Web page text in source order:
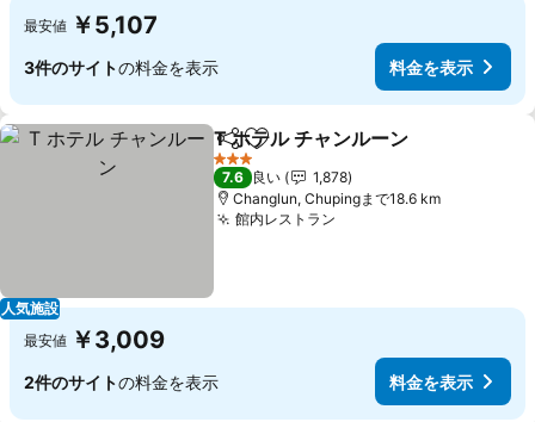
最安値 ￥5,107
3件のサイトの料金を表示 料金を表示
人気施設
シェアお気に入りに追加
T ホテル チャンルーン
3 ホテルのランク
7.6 良い
1,878
Changlun, Chupingまで18.6 km
館内レストラン
最安値 ￥3,009
2件のサイトの料金を表示 料金を表示